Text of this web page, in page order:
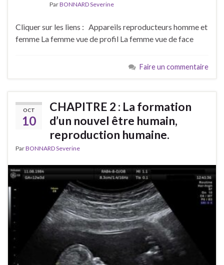
ParBONNARD Severine
Cliquer sur les liens : Appareils reproducteurs homme et
femme La femme vue de profil La femme vue de face
Faire un commentaire
OCT
10
CHAPITRE 2 : La formation
d’un nouvel être humain,
reproduction humaine.
ParBONNARD Severine